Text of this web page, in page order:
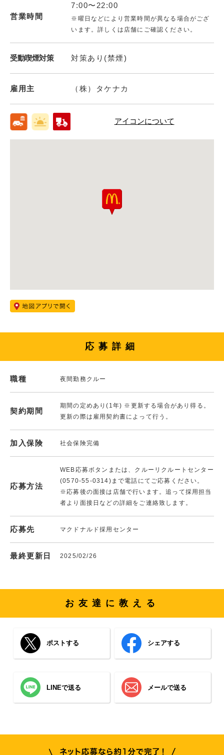
営業時間
7:00〜22:00
※曜日などにより営業時間が異なる場合がござ
います。詳しくは店舗にご確認ください。
受動喫煙対策 対策あり(禁煙)
雇用主 （株）タケナカ
アイコンについて
応募詳細
職種 夜間勤務クルー
契約期間
期間の定めあり(1年) ※更新する場合があり得る。
更新の際は雇用契約書によって行う。
加入保険 社会保険完備
応募方法
WEB応募ボタンまたは、クルーリクルートセンター
(0570-55-0314)まで電話にてご応募ください。
※応募後の面接は店舗で行います。追って採用担当
者より面接日などの詳細をご連絡致します。
応募先 マクドナルド採用センター
最終更新日 2025/02/26
お友達に教える
ポストする シェアする
LINEで送る メールで送る